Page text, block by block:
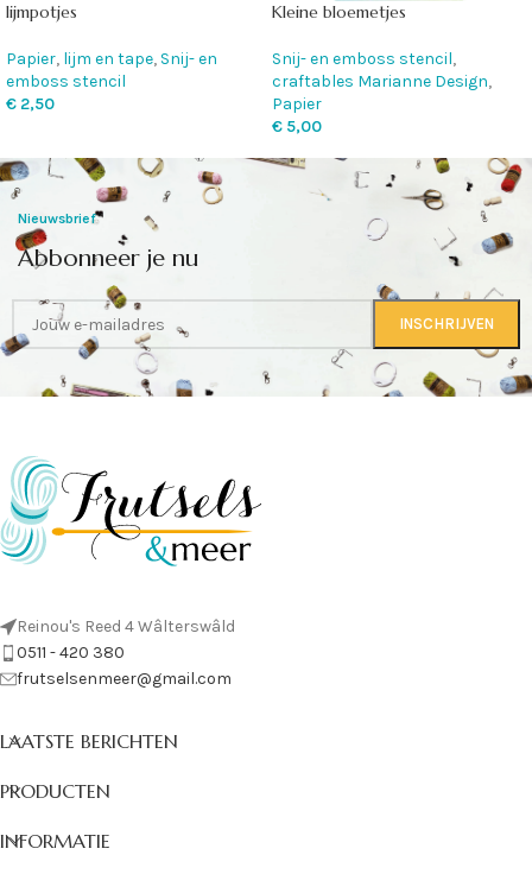
lijmpotjes
Papier, lijm en tape, Snij- en
emboss stencil
€ 2,50
Kleine bloemetjes
Snij- en emboss stencil,
craftables Marianne Design,
Papier
€ 5,00
Nieuwsbrief
Abbonneer je nu
Reinou's Reed 4 Wâlterswâld
0511 - 420 380
frutselsenmeer@gmail.com
LAATSTE BERICHTEN
PRODUCTEN
INFORMATIE